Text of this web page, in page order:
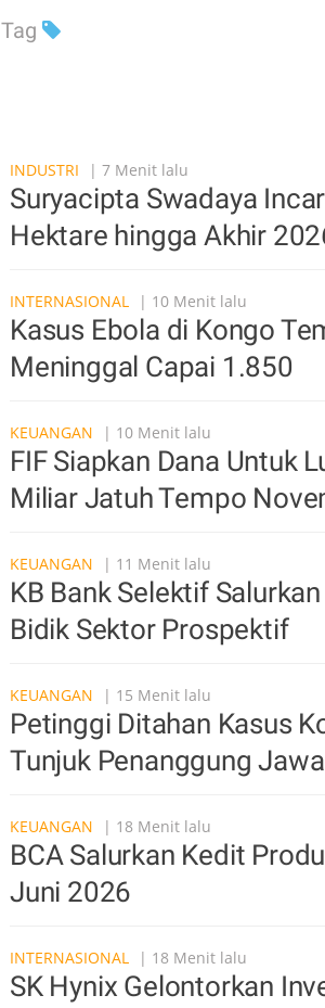
Tag
INDUSTRI
| 7 Menit lalu
Suryacipta Swadaya
Hektare hingga Akhir
INTERNASIONAL | 10 Menit lalu
Kasus Ebola di Kongo
Meninggal Capai 1.850
KEUANGAN | 10 Menit lalu
FIF Siapkan Dana Untuk
Miliar Jatuh Tempo
KEUANGAN | 11 Menit lalu
KB Bank Selektif
Bidik Sektor Prospektif
KEUANGAN | 15 Menit lalu
Petinggi Ditahan Kasus
Tunjuk Penanggung
KEUANGAN | 18 Menit lalu
BCA Salurkan Kedit
Juni 2026
INTERNASIONAL | 18 Menit lalu
SK Hynix Gelontorkan